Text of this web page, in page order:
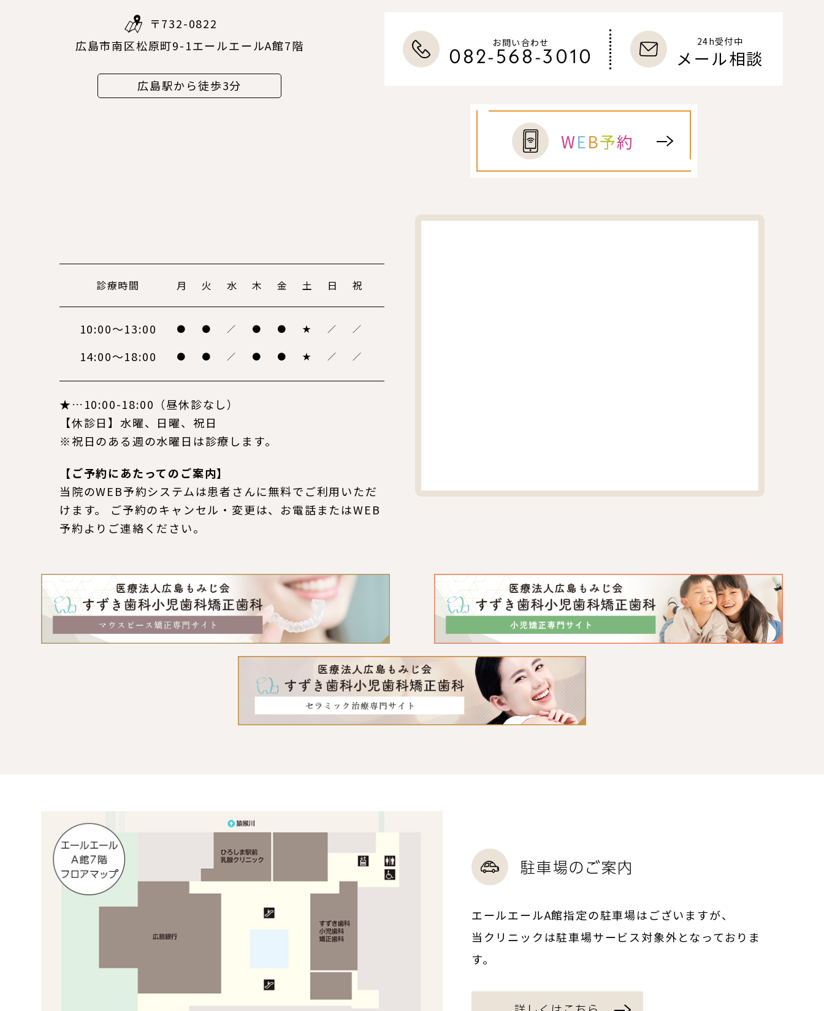
〒732-0822
広島市南区松原町9-1エールエールA館7階
広島駅から徒歩3分
お問い合わせ
082-568-3010
24h受付中
メール相談
WEB予約
診療時間 月 火 水 木 金 土 日 祝
10:00～13:00 ● ● ／ ● ● ★ ／ ／
14:00～18:00 ● ● ／ ● ● ★ ／ ／
★…10:00-18:00（昼休診なし）
【休診日】水曜、日曜、祝日
※祝日のある週の水曜日は診療します。
【ご予約にあたってのご案内】
当院のWEB予約システムは患者さんに無料でご利用いただ
けます。 ご予約のキャンセル・変更は、お電話またはWEB
予約よりご連絡ください。
駐車場のご案内
エールエールA館指定の駐車場はございますが、
当クリニックは駐車場サービス対象外となっておりま
す。